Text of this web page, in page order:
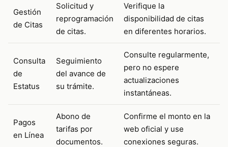
Gestión
de Citas
Solicitud y
reprogramación
de citas.
Verifique la
disponibilidad de citas
en diferentes horarios.
Consulta
de
Estatus
Seguimiento
del avance de
su trámite.
Consulte regularmente,
pero no espere
actualizaciones
instantáneas.
Pagos
en Línea
Abono de
tarifas por
documentos.
Confirme el monto en la
web oficial y use
conexiones seguras.